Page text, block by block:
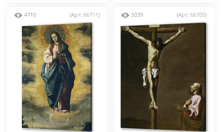
4710 (Арт: 66711) 5039 (Арт: 66705)